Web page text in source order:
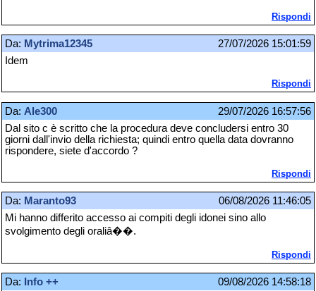
Rispondi
Da: Mytrima12345
27/07/2026 15:01:59
Idem
Rispondi
Da: Ale300
29/07/2026 16:57:56
Dal sito c è scritto che la procedura deve concludersi entro 30
giorni dall'invio della richiesta; quindi entro quella data dovranno
rispondere, siete d'accordo ?
Rispondi
Da: Maranto93
06/08/2026 11:46:05
Mi hanno differito accesso ai compiti degli idonei sino allo
svolgimento degli oraliâ��.
Rispondi
Da: Info ++
09/08/2026 14:58:18